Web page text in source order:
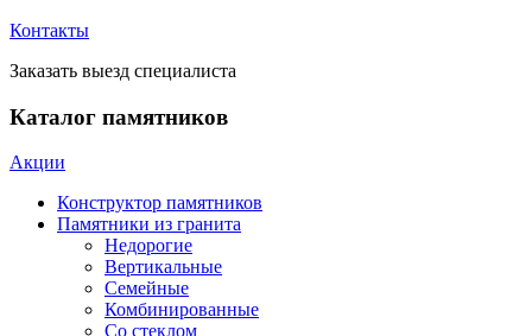
Контакты
Заказать выезд специалиста
Каталог памятников
Акции
Конструктор памятников
Памятники из гранита
Недорогие
Вертикальные
Семейные
Комбинированные
Со стеклом